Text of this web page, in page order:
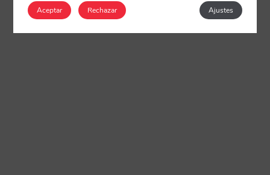
Aceptar Ajustes
Rechazar